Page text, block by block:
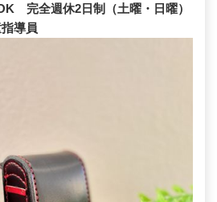
完全週休2日制（土曜・日曜）
導員